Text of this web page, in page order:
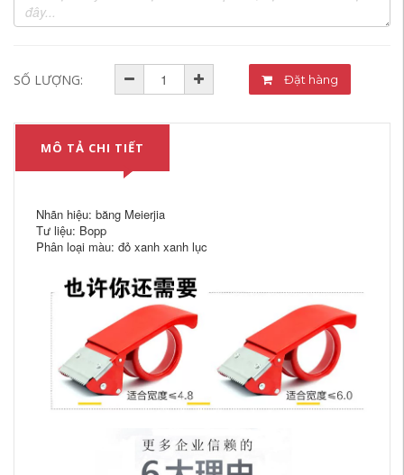
SỐ LƯỢNG: Đặt hàng
MÔ TẢ CHI TIẾT
Nhãn hiệu: băng Meierjia
Tư liệu: Bopp
Phân loại màu: đỏ xanh xanh lục